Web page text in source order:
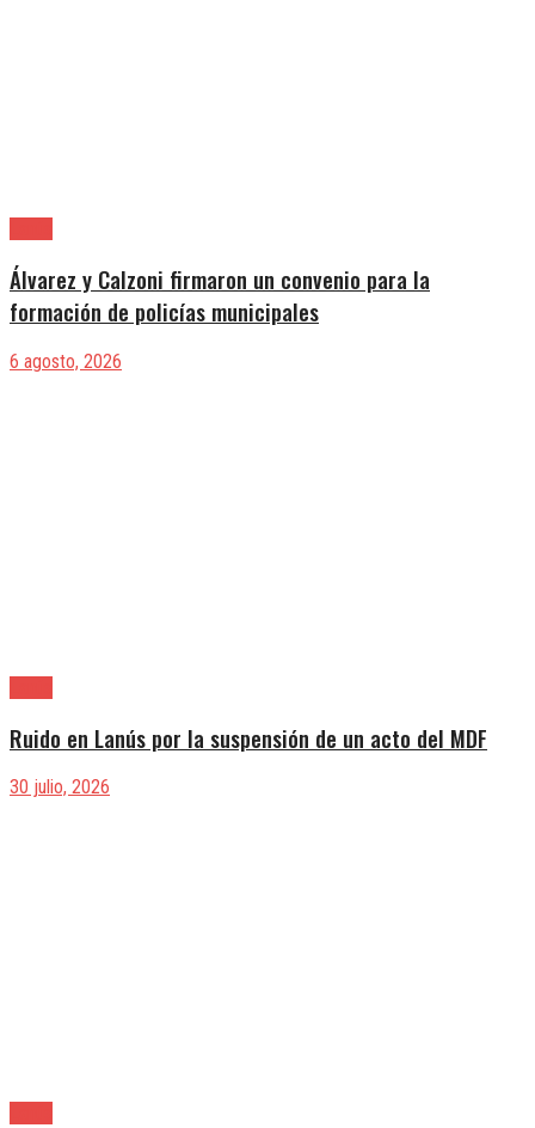
Álvarez y Calzoni firmaron un convenio para la
formación de policías municipales
6 agosto, 2026
Ruido en Lanús por la suspensión de un acto del MDF
30 julio, 2026